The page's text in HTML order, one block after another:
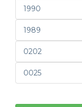
1990
1989
0202
0025